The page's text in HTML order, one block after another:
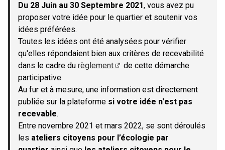
−
Du 28 Juin au 30 Septembre 2021, vous avez pu
proposer votre idée pour le quartier et soutenir vos
idées préférées.
Toutes les idées ont été analysées pour vérifier
qu'elles répondaient bien aux critères de recevabilité
dans le cadre du règlement
de cette démarche
participative.
Au fur et à mesure, une information est directement
publiée sur la plateforme si votre idée n'est pas
recevable.
Entre novembre 2021 et mars 2022, se sont déroulés
les ateliers citoyens pour l’écologie par